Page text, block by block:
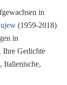
in
(1959-2018)
in
Ihre Gedichte
Italienische,